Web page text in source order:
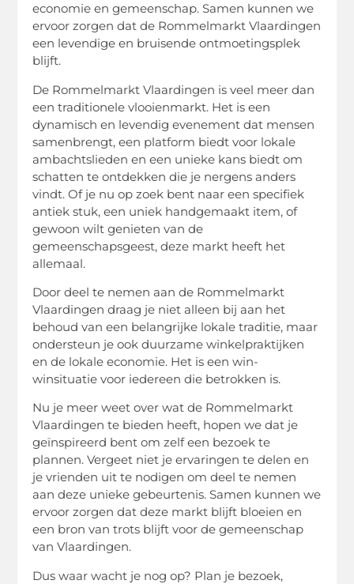
economie en gemeenschap. Samen kunnen we
ervoor zorgen dat de Rommelmarkt Vlaardingen
een levendige en bruisende ontmoetingsplek
blijft.
De Rommelmarkt Vlaardingen is veel meer dan
een traditionele vlooienmarkt. Het is een
dynamisch en levendig evenement dat mensen
samenbrengt, een platform biedt voor lokale
ambachtslieden en een unieke kans biedt om
schatten te ontdekken die je nergens anders
vindt. Of je nu op zoek bent naar een specifiek
antiek stuk, een uniek handgemaakt item, of
gewoon wilt genieten van de
gemeenschapsgeest, deze markt heeft het
allemaal.
Door deel te nemen aan de Rommelmarkt
Vlaardingen draag je niet alleen bij aan het
behoud van een belangrijke lokale traditie, maar
ondersteun je ook duurzame winkelpraktijken
en de lokale economie. Het is een win-
winsituatie voor iedereen die betrokken is.
Nu je meer weet over wat de Rommelmarkt
Vlaardingen te bieden heeft, hopen we dat je
geïnspireerd bent om zelf een bezoek te
plannen. Vergeet niet je ervaringen te delen en
je vrienden uit te nodigen om deel te nemen
aan deze unieke gebeurtenis. Samen kunnen we
ervoor zorgen dat deze markt blijft bloeien en
een bron van trots blijft voor de gemeenschap
van Vlaardingen.
Dus waar wacht je nog op? Plan je bezoek,